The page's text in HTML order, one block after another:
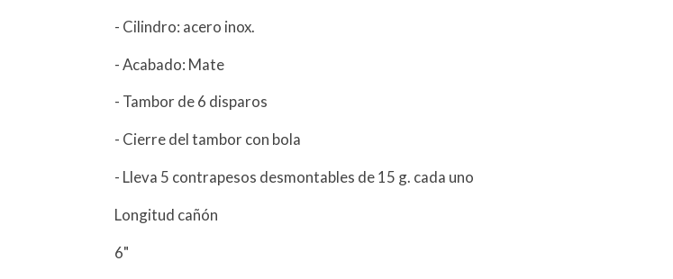
- Cilindro: acero inox.
- Acabado: Mate
- Tambor de 6 disparos
- Cierre del tambor con bola
- Lleva 5 contrapesos desmontables de 15 g. cada uno
Longitud cañón
6"